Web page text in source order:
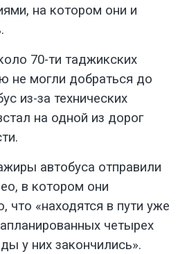
на котором они и
70-ти таджикских
не могли добраться до
из-за технических
на одной из дорог
автобуса отправили
в котором они
что «находятся в пути уже
четырех
у них закончились».